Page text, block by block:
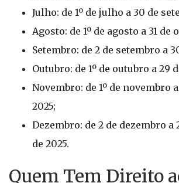
Julho: de 1º de julho a 30 de
Agosto: de 1º de agosto a 31 de
Setembro: de 2 de setembro a
Outubro: de 1º de outubro a 29
Novembro: de 1º de novembro
2025;
Dezembro: de 2 de dezembro a
de 2025.
Quem Tem Direito